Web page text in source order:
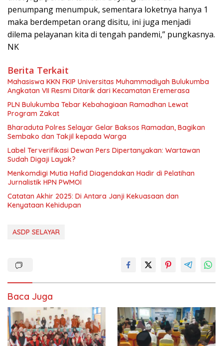
penumpang menumpuk, sementara loketnya hanya 1
maka berdempetan orang disitu, ini juga menjadi
dilema pelayanan kita di tengah pandemi,” pungkasnya.
NK
Berita Terkait
Mahasiswa KKN FKIP Universitas Muhammadiyah Bulukumba
Angkatan VII Resmi Ditarik dari Kecamatan Eremerasa
PLN Bulukumba Tebar Kebahagiaan Ramadhan Lewat
Program Zakat
Bharaduta Polres Selayar Gelar Baksos Ramadan, Bagikan
Sembako dan Takjil kepada Warga
Label Terverifikasi Dewan Pers Dipertanyakan: Wartawan
Sudah Digaji Layak?
Menkomdigi Mutia Hafid Diagendakan Hadir di Pelatihan
Jurnalistik HPN PWMOI
‎Catatan Akhir 2025: Di Antara Janji Kekuasaan dan
Kenyataan Kehidupan
ASDP SELAYAR
Baca Juga